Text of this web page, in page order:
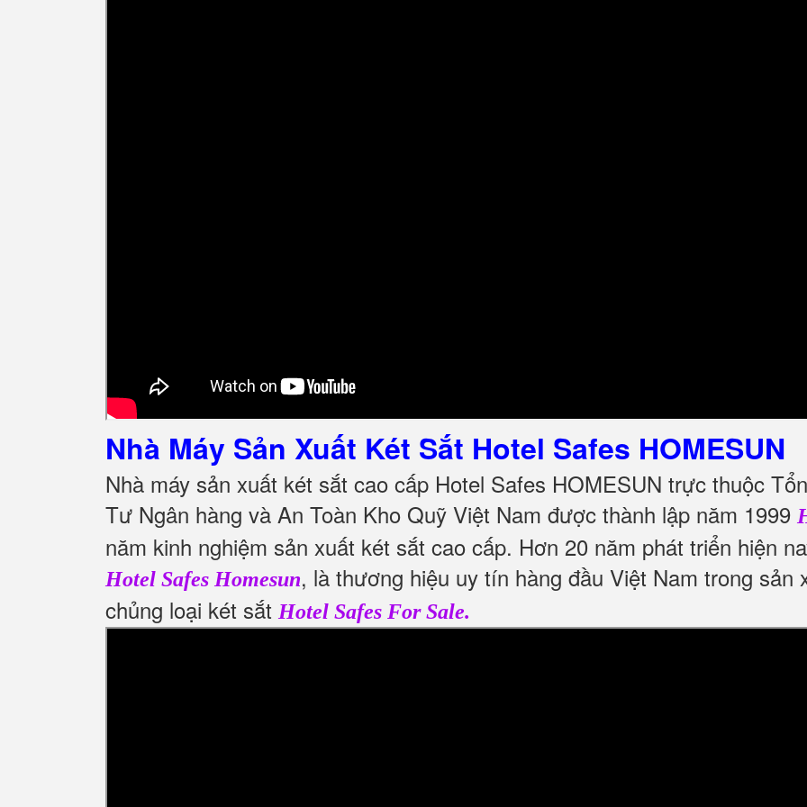
Nhà Máy Sản Xuất Két Sắt Hotel Safes HOMESUN
Nhà máy sản xuất két sắt cao cấp Hotel Safes HOMESUN trực thuộc
Tư Ngân hàng và An Toàn Kho Quỹ Việt Nam được thành lập năm 1999
năm kinh nghiệm sản xuất két sắt cao cấp. Hơn 20 năm phát triển hiện
Hotel Safes Homesun, là thương hiệu uy tín hàng đầu Việt Nam trong sản
chủng loại két sắt Hotel Safes For Sale.